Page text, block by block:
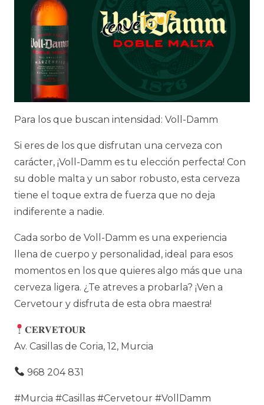
Para los que buscan intensidad: Voll-Damm
Si eres de los que disfrutan una cerveza con
carácter, ¡Voll-Damm es tu elección perfecta! Con
su doble malta y un sabor robusto, esta cerveza
tiene el toque extra de fuerza que no deja
indiferente a nadie.
Cada sorbo de Voll-Damm es una experiencia
llena de cuerpo y personalidad, ideal para esos
momentos en los que quieres algo más que una
cerveza ligera. ¿Te atreves a probarla? ¡Ven a
Cervetour y disfruta de esta obra maestra!
𝐂𝐄𝐑𝐕𝐄𝐓𝐎𝐔𝐑
Av. Casillas de Coria, 12, Murcia
968 204 831
#Murcia #Casillas #Cervetour #VollDamm